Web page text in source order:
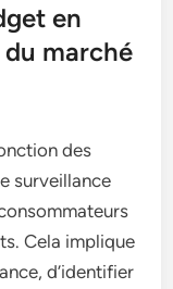
en
marché
des
surveillance
Cela implique
d’identifier